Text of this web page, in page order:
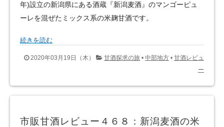
年)設立の新潟県にある酒蔵『新潟麦酒』のマンゴーピュ
ーレを混ぜたミックス系の米麹甘酒です。
続きを読む
2020年03月19日（木） 甘酒探求の旅 • 中部地方 • 甘酒レビュ
ー
市販甘酒レビュー４６８：新潟麦酒の米